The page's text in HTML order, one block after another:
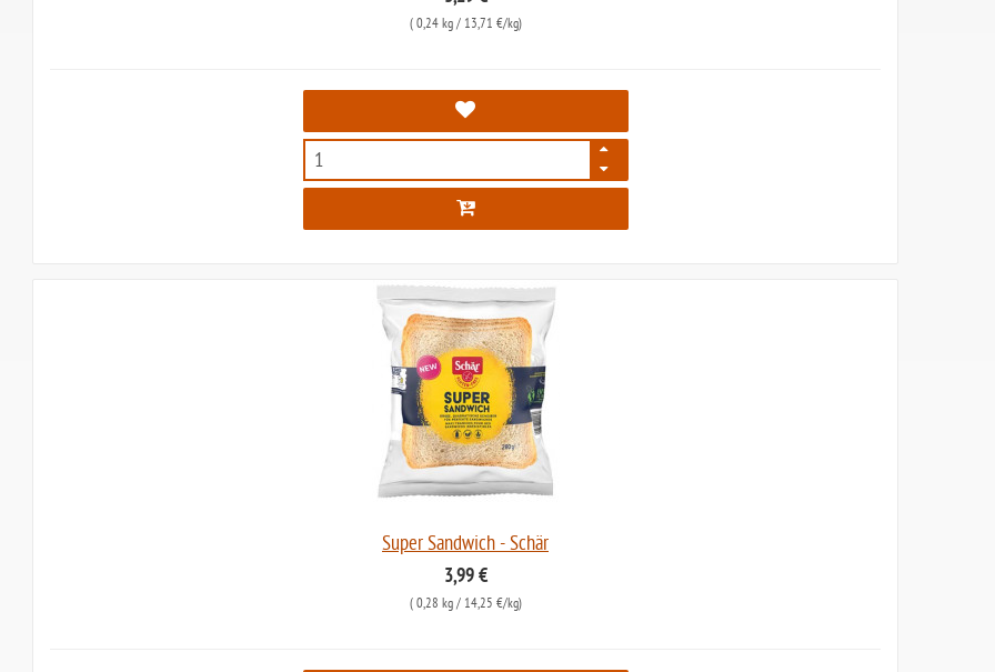
( 0,24 kg/ 13,71 €/kg)
5284
Super Sandwich - Schär
3,99 €
( 0,28 kg/ 14,25 €/kg)